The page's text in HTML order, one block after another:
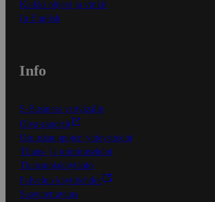
Kaikki ohjeet ja vinkit
In English
Info
S-Business yrityksille
Oiva-raportit
Osuuskauppojen yhteystiedot
Tilaus- ja toimitusehdot
Tietosuojakäytäntö
Palvelun käyttöehdot
Saavutettavuus